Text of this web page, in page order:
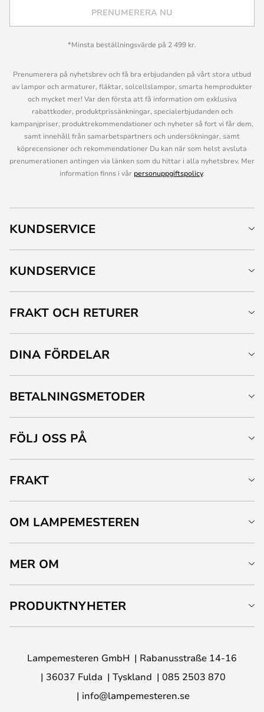
PRENUMERERA NU
*Minsta beställningsvärde på 2 499 kr.
Prenumerera på nyhetsbrev och få bra erbjudanden på vårt stora utbud
av lampor och armaturer, fläktar, solcellslampor, smarta hemprodukter
och mycket mer! Var den första att få information om exklusiva
rabattkoder, produktprissänkningar, specialerbjudanden och
kampanjpriser, produktrekommendationer och nyheter så fort vi får dem,
samt innehåll från samarbetspartners och undersökningar, samt
köprecensioner och rekommendationer Du kan när som helst avsluta
prenumerationen antingen via länken som du hittar i alla nyhetsbrev. Mer
information finns i vår personuppgiftspolicy.
KUNDSERVICE
KUNDSERVICE
FRAKT OCH RETURER
DINA FÖRDELAR
BETALNINGSMETODER
FÖLJ OSS PÅ
FRAKT
OM LAMPEMESTEREN
MER OM
PRODUKTNYHETER
Lampemesteren GmbH
Rabanusstraße 14-16
36037 Fulda
Tyskland
085 2503 870
info@lampemesteren.se